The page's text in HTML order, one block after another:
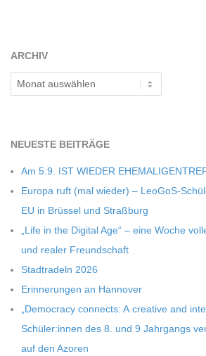
ARCHIV
Archiv
NEU­ESTE BEITRÄGE
Am 5.9. IST WIEDER
Europa ruft (mal wie­der) – LeoGoS-
EU in Brüs­sel und Straßburg
„Life in the Digi­tal Age“ – eine Woche
und rea­ler Freundschaft
Stadt­ra­deln 2026
Erin­ne­run­gen an Hannover
„Demo­cracy con­nects: A crea­tive and
Schüler:innen des 8. und 9 Jahr­gangs
auf den Azoren